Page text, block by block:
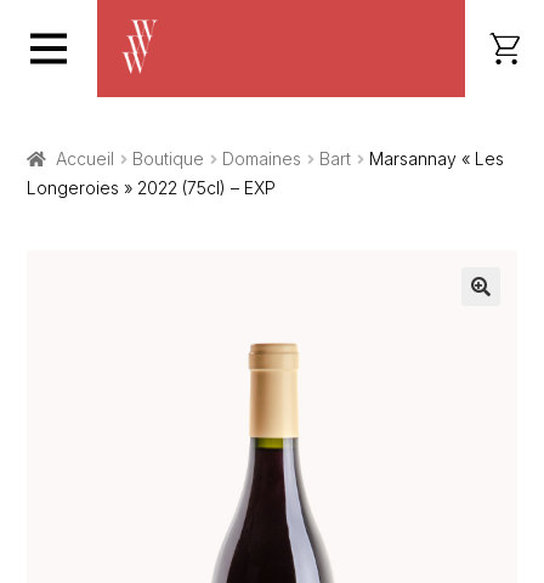
Accueil Boutique Domaines Bart
Marsannay « Les
Longeroies » 2022 (75cl) – EXP